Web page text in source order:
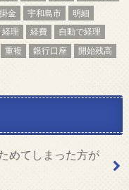
金 宇和島市
明細
経理 経費
自動で経理
重複 銀行口座
開始残高
めてしまった方が